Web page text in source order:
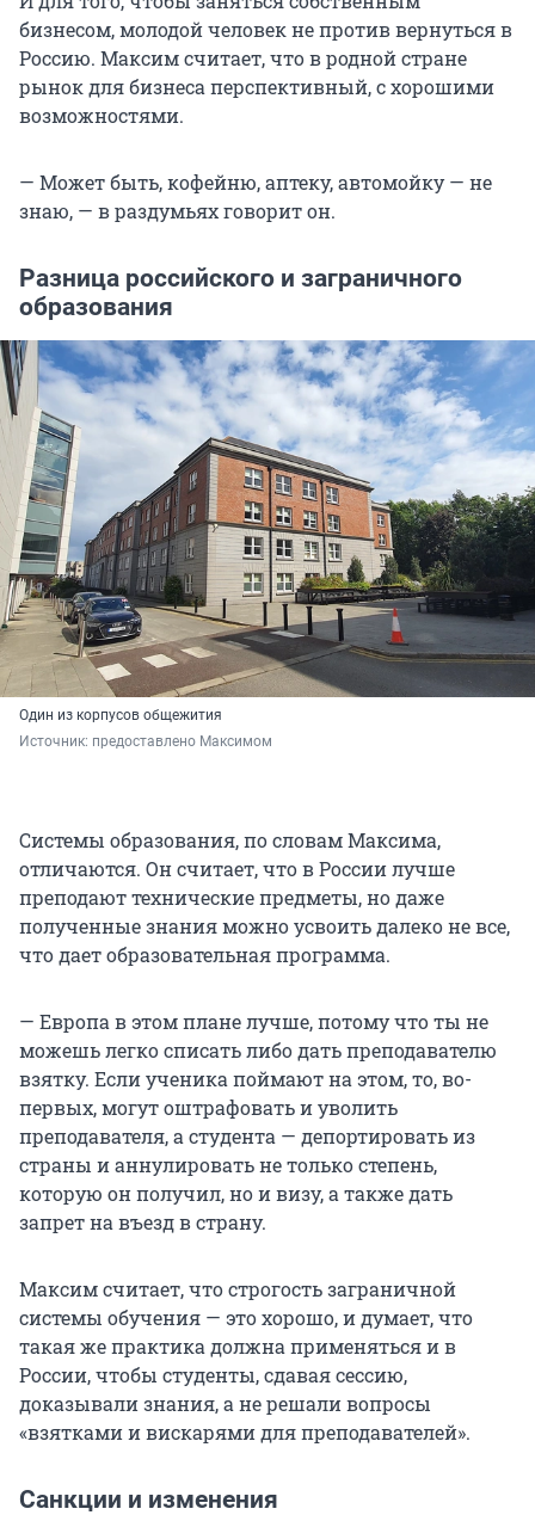
бизнесом, молодой человек не против вернуться в
Россию. Максим считает, что в родной стране
рынок для бизнеса перспективный, с хорошими
возможностями.
— Может быть, кофейню, аптеку, автомойку — не
знаю, — в раздумьях говорит он.
Разница российского и заграничного
образования
Один из корпусов общежития
Источник: предоставлено Максимом
Системы образования, по словам Максима,
отличаются. Он считает, что в России лучше
преподают технические предметы, но даже
полученные знания можно усвоить далеко не все,
что дает образовательная программа.
— Европа в этом плане лучше, потому что ты не
можешь легко списать либо дать преподавателю
взятку. Если ученика поймают на этом, то, во-
первых, могут оштрафовать и уволить
преподавателя, а студента — депортировать из
страны и аннулировать не только степень,
которую он получил, но и визу, а также дать
запрет на въезд в страну.
Максим считает, что строгость заграничной
системы обучения — это хорошо, и думает, что
такая же практика должна применяться и в
России, чтобы студенты, сдавая сессию,
доказывали знания, а не решали вопросы
«взятками и вискарями для преподавателей».
Санкции и изменения